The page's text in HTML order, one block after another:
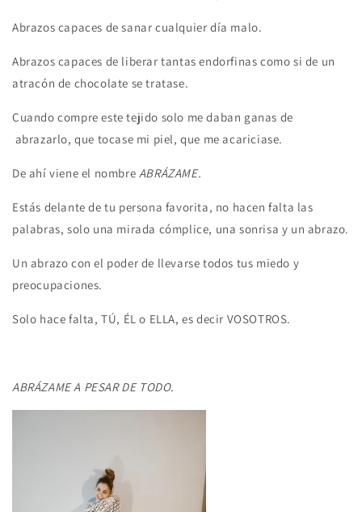
Abrazos capaces de sanar cualquier día malo.
Abrazos capaces de liberar tantas endorfinas como si de un
atracón de chocolate se tratase.
Cuando compre este tejido solo me daban ganas de
abrazarlo, que tocase mi piel, que me acariciase.
De ahí viene el nombre ABRÁZAME.
Estás delante de tu persona favorita, no hacen falta las
palabras, solo una mirada cómplice, una sonrisa y un abrazo.
Un abrazo con el poder de llevarse todos tus miedo y
preocupaciones.
Solo hace falta, TÚ, ÉL o ELLA, es decir VOSOTROS.
ABRÁZAME A PESAR DE TODO.